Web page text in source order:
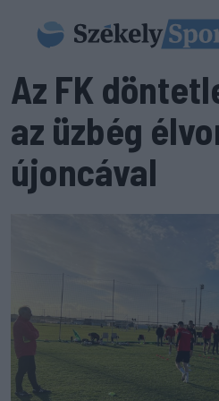
Az FK
az üzbég
újoncával